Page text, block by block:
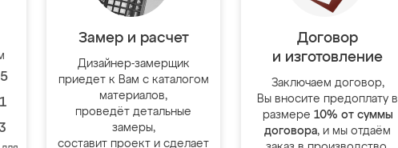
Замер и расчет
Дизайнер-замерщик
приедет к Вам с каталогом
материалов,
проведёт детальные
замеры,
составит проект и сделает
Договор
и изготовление
Заключаем договор,
Вы вносите предоплату в
размере 10% от суммы
договора, и мы отдаём